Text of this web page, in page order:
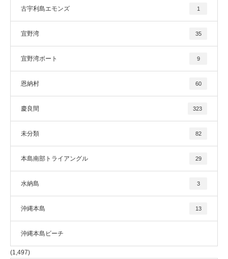
古宇利島エモンズ 1
宜野湾 35
宜野湾ボート 9
恩納村 60
慶良間 323
未分類 82
本島南部トライアングル 29
水納島 3
沖縄本島 13
沖縄本島ビーチ
(1,497)